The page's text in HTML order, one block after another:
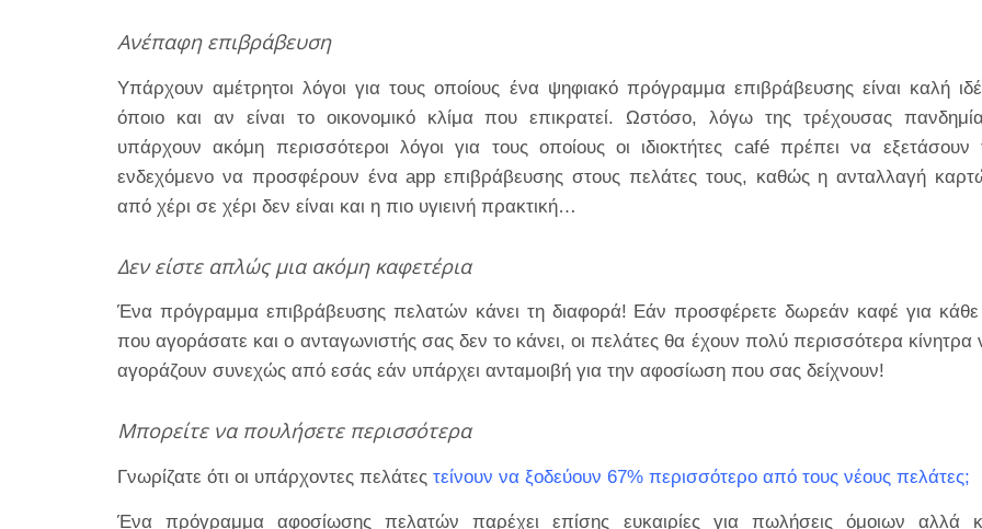
Ανέπαφη επιβράβευση
Υπάρχουν αμέτρητοι λόγοι για τους οποίους ένα ψηφιακό πρόγραμμα επιβράβευσης είναι καλή
όποιο και αν είναι το οικονομικό κλίμα που επικρατεί. Ωστόσο, λόγω της τρέχουσας
υπάρχουν ακόμη περισσότεροι λόγοι για τους οποίους οι ιδιοκτήτες café πρέπει να εξετάσουν
ενδεχόμενο να προσφέρουν ένα app επιβράβευσης στους πελάτες τους, καθώς η ανταλλαγή
από χέρι σε χέρι δεν είναι και η πιο υγιεινή πρακτική…
Δεν είστε απλώς μια ακόμη καφετέρια
Ένα πρόγραμμα επιβράβευσης πελατών κάνει τη διαφορά! Εάν προσφέρετε δωρεάν καφέ για
που αγοράσατε και ο ανταγωνιστής σας δεν το κάνει, οι πελάτες θα έχουν πολύ περισσότερα κίνητρα
αγοράζουν συνεχώς από εσάς εάν υπάρχει ανταμοιβή για την αφοσίωση που σας δείχνουν!
Μπορείτε να πουλήσετε περισσότερα
Γνωρίζατε ότι οι υπάρχοντες πελάτες τείνουν να ξοδεύουν 67% περισσότερο από τους νέους πελάτες;
Ένα πρόγραμμα αφοσίωσης πελατών παρέχει επίσης ευκαιρίες για πωλήσεις όμοιων αλλά